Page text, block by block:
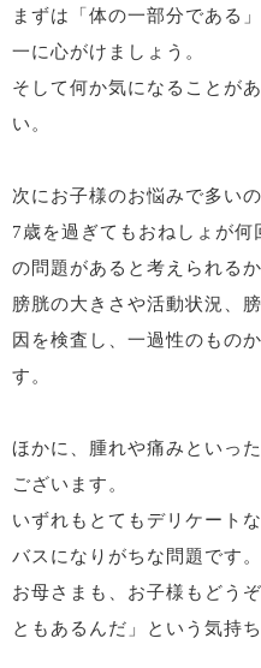
まずは「体の一部分である
一に心がけましょう。
そして何か気になることが
い。
次にお子様のお悩みで多い
7歳を過ぎてもおねしょが
の問題があると考えられる
膀胱の大きさや活動状況、
因を検査し、一過性のもの
す。
ほかに、腫れや痛みといっ
ございます。
いずれもとてもデリケート
バスになりがちな問題です。
お母さまも、お子様もどう
ともあるんだ」という気持